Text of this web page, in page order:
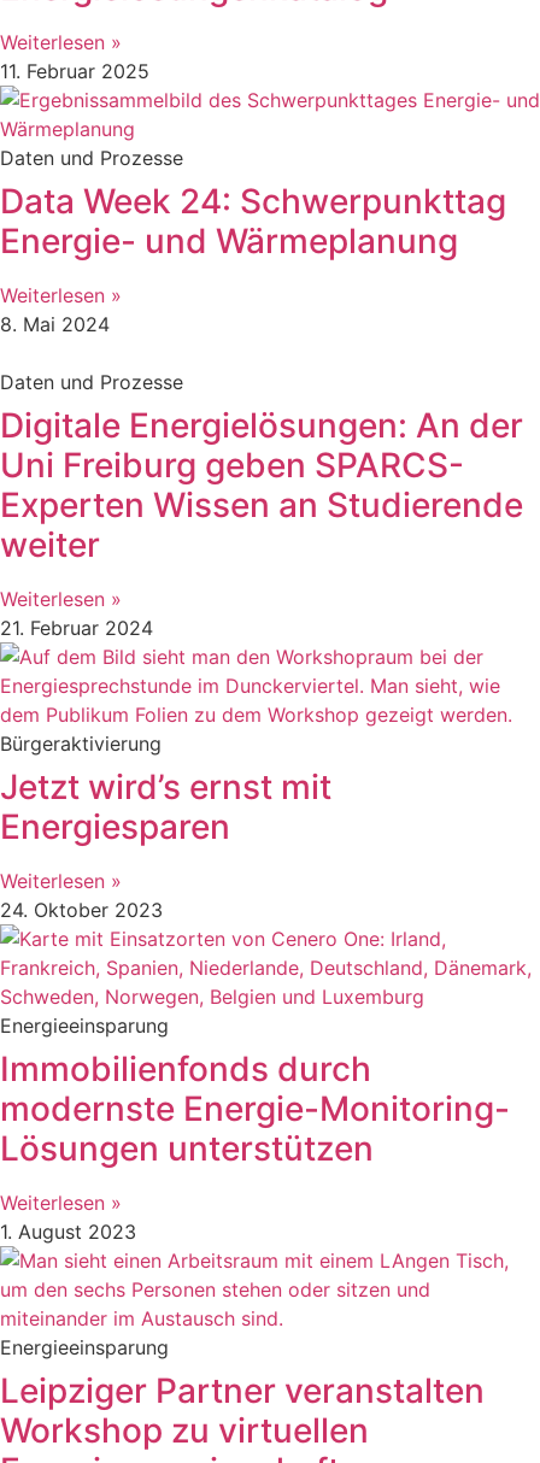
Weiterlesen »
11. Februar 2025
Daten und Prozesse
Data Week 24: Schwerpunkttag
Energie- und Wärmeplanung
Weiterlesen »
8. Mai 2024
Daten und Prozesse
Digitale Energielösungen: An der
Uni Freiburg geben SPARCS-
Experten Wissen an Studierende
weiter
Weiterlesen »
21. Februar 2024
Bürgeraktivierung
Jetzt wird’s ernst mit
Energiesparen
Weiterlesen »
24. Oktober 2023
Energieeinsparung
Immobilienfonds durch
modernste Energie-Monitoring-
Lösungen unterstützen
Weiterlesen »
1. August 2023
Energieeinsparung
Leipziger Partner veranstalten
Workshop zu virtuellen